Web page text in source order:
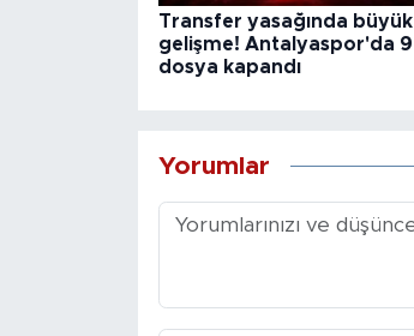
Transfer yasağında büyük
gelişme! Antalyaspor'da 9
dosya kapandı
Yorumlar